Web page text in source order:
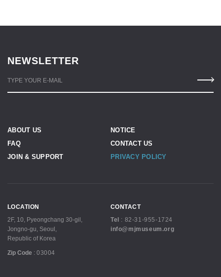
NEWSLETTER
TYPE YOUR E-MAIL
ABOUT US
NOTICE
FAQ
CONTACT US
JOIN & SUPPORT
PRIVACY POLICY
LOCATION
2F, 10, Pyeongchang 30-gil,
Jongno-gu, Seoul,
Republic of Korea
Zip Code : 03004
CONTACT
Tel
: 82-31-955-1724
info@mjmuseum.org